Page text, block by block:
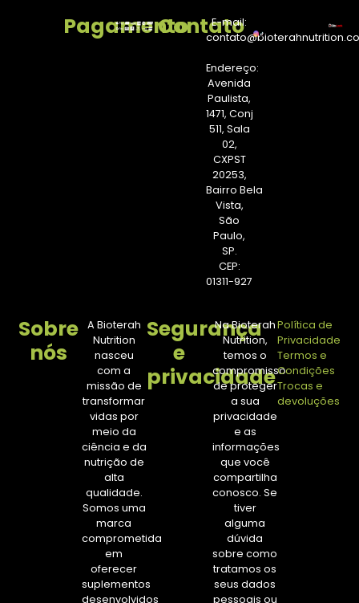
PagamentoContato
E-mail:
Endereço:
Avenida
Paulista,
1471, Conj
511, Sala
02,
CXPST
20253,
Bairro Bela
Vista,
São
Paulo,
SP.
CEP:
01311-927
Sobre
nós
A Bioterah
Nutrition
nasceu
com a
missão de
transformar
vidas por
meio da
ciência e da
nutrição de
alta
qualidade.
Somos uma
marca
comprometida
em
oferecer
suplementos
desenvolvidos
Segurança
e
privacidade
Na Bioterah
Nutrition,
temos o
compromisso
de proteger
a sua
privacidade
e as
informações
que você
compartilha
conosco. Se
tiver
alguma
dúvida
sobre como
tratamos os
seus dados
pessoais ou
Política de
Privacidade
Termos e
Condições
Trocas e
devoluções